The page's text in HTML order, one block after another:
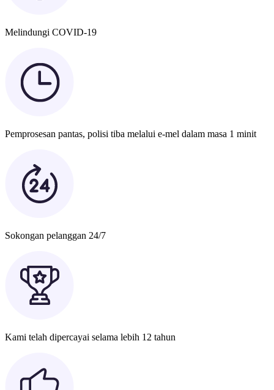
Melindungi COVID-19
Pemprosesan pantas, polisi tiba melalui e-mel dalam masa 1 minit
Sokongan pelanggan 24/7
Kami telah dipercayai selama lebih 12 tahun